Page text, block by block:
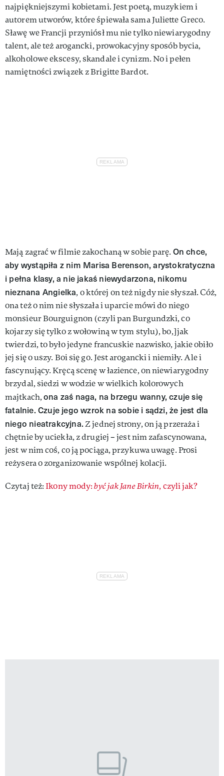
najpiękniejszymi kobietami. Jest poetą, muzykiem i
autorem utworów, które śpiewała sama Juliette Greco.
Sławę we Francji przyniósł mu nie tylko niewiarygodny
talent, ale też arogancki, prowokacyjny sposób bycia,
alkoholowe ekscesy, skandale i cynizm. No i pełen
namiętności związek z Brigitte Bardot.
Mają zagrać w filmie zakochaną w sobie parę. On chce,
aby wystąpiła z nim Marisa Berenson, arystokratyczna
i pełna klasy, a nie jakaś niewydarzona, nikomu
nieznana Angielka, o której on też nigdy nie słyszał. Cóż,
ona też o nim nie słyszała i uparcie mówi do niego
monsieur Bourguignon (czyli pan Burgundzki, co
kojarzy się tylko z wołowiną w tym stylu), bo,]jak
twierdzi, to było jedyne francuskie nazwisko, jakie obiło
jej się o uszy. Boi się go. Jest arogancki i niemiły. Ale i
fascynujący. Kręcą scenę w łazience, on niewiarygodny
brzydal, siedzi w wodzie w wielkich kolorowych
majtkach,ona zaś naga, na brzegu wanny, czuje się
fatalnie. Czuje jego wzrok na sobie i sądzi, że jest dla
niego nieatrakcyjna.Z jednej strony, on ją przeraża i
chętnie by uciekła, z drugiej – jest nim zafascynowana,
jest w nim coś, co ją pociąga, przykuwa uwagę. Prosi
reżysera o zorganizowanie wspólnej kolacji.
Czytaj też: Ikony mody:być jak Jane Birkin, czyli jak?